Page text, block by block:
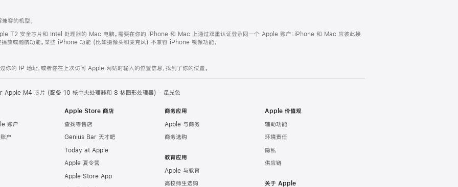
容的机型。
T2 安全芯片和 Intel 处理器的 Mac 电脑。需要在你的 iPhone 和 Mac 上通过双重认证登录同一个 Apple 账户；iPhone 和 Mac 应彼此接
放或随航功能。某些 iPhone 功能 (比如摄像头和麦克风) 不兼容 iPhone 镜像功能。
你的 IP 地址，或者你在上次访问 Apple 网站时输入的位置信息，找到了你的位置。
M4 芯片 (配备 10 核中央处理器和 8 核图形处理器) - 星光色
账户
户
Apple Store 商店
查找零售店
Genius Bar 天才吧
Today at Apple
Apple 夏令营
Apple Store App
商务应用
Apple 与商务
商务选购
教育应用
Apple 与教育
高校师生选购
Apple 价值观
辅助功能
环境责任
隐私
供应链
关于 Apple